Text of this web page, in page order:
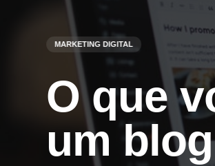
MARKETING DIGITAL
O que
um